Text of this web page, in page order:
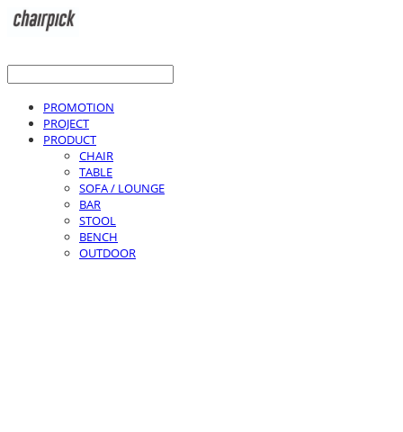
PROMOTION
PROJECT
PRODUCT
CHAIR
TABLE
SOFA / LOUNGE
BAR
STOOL
BENCH
OUTDOOR